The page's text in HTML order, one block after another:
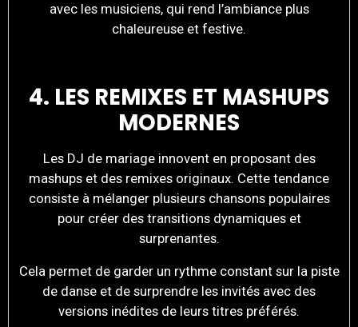
avec les musiciens, qui rend l’ambiance plus
chaleureuse et festive.
4. LES REMIXES ET MASHUPS
MODERNES
Les DJ de mariage innovent en proposant des
mashups et des remixes originaux. Cette tendance
consiste à mélanger plusieurs chansons populaires
pour créer des transitions dynamiques et
surprenantes.
Cela permet de garder un rythme constant sur la piste
de danse et de surprendre les invités avec des
versions inédites de leurs titres préférés.